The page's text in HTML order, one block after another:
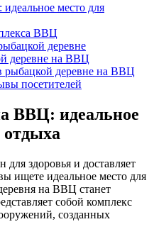
место для
ВВЦ
деревне
деревне на ВВЦ
рыбацкой деревне на ВВЦ
посетителей
ВВЦ: идеальное
отдыха
для здоровья и доставляет
ищете идеальное место для
на ВВЦ станет
собой комплекс
созданных